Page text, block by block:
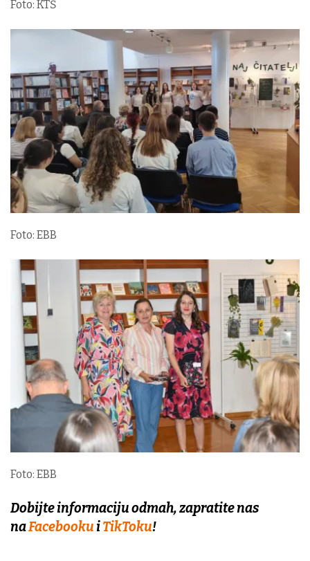
Foto: KTŠ
Foto: EBB
Foto: EBB
Dobijte informaciju odmah, zapratite nas
naFacebookuiTikToku!